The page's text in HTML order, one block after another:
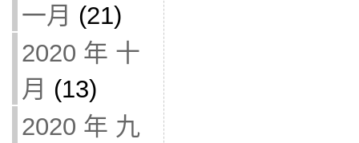
一月 (21)
2020 年 十
月 (13)
2020 年 九